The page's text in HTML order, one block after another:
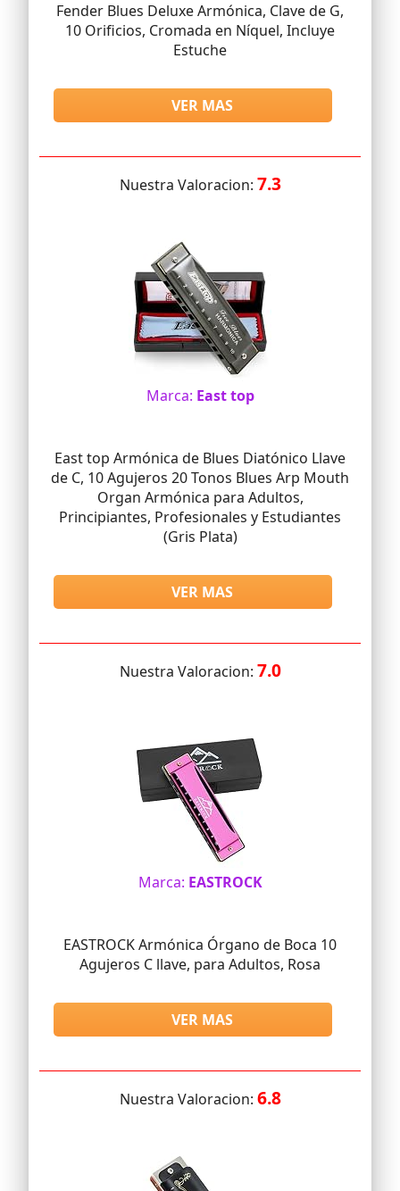
Fender Blues Deluxe Armónica, Clave de G,
10 Orificios, Cromada en Níquel, Incluye
Estuche
VER MAS
Nuestra Valoracion: 7.3
Marca: East top
East top Armónica de Blues Diatónico Llave
de C, 10 Agujeros 20 Tonos Blues Arp Mouth
Organ Armónica para Adultos,
Principiantes, Profesionales y Estudiantes
(Gris Plata)
VER MAS
Nuestra Valoracion: 7.0
Marca: EASTROCK
EASTROCK Armónica Órgano de Boca 10
Agujeros C llave, para Adultos, Rosa
VER MAS
Nuestra Valoracion: 6.8